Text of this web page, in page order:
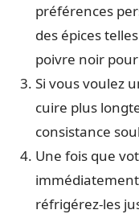
préférences
des épices
poivre noir
Si vous voulez
cuire plus
consistance
Une fois que
réfrigérez-les